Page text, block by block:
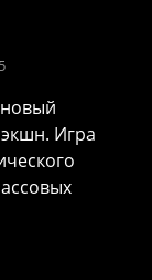
новый
Игра